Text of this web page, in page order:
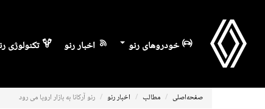
خودروهای رنو اخبار رنو تکنولوژی
صفحه‌اصلی مطالب اخبار رنو رنو آرکانا به بازار اروپا می رود